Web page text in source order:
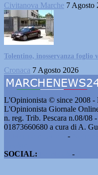
Civitanova Marche 7 Agosto
Tolentino, inosservanza foglio
Cronaca 7 Agosto 2026
L'Opinionista © since 2008 -
L'Opinionista Giornale
n. reg. Trib. Pescara n.08/08
01873660680 a cura di A.
-
SOCIAL:
-